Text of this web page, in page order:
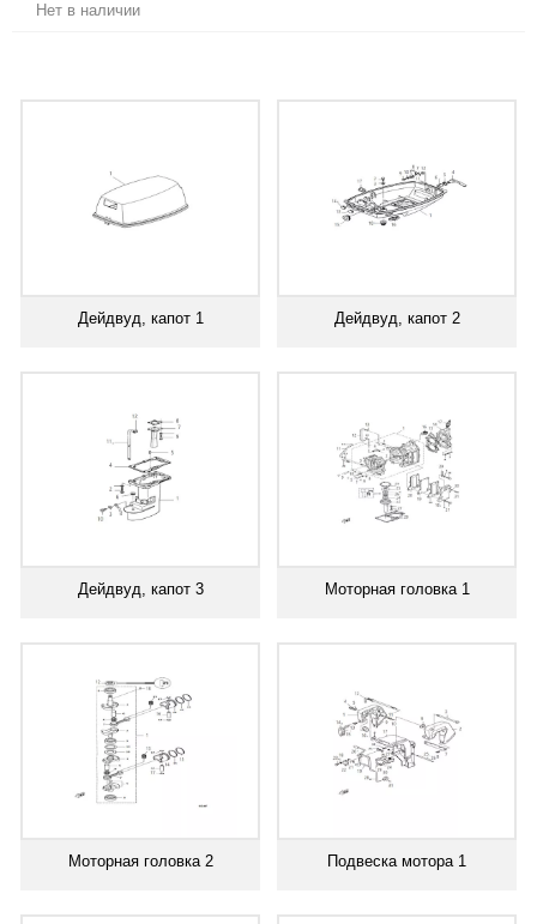
Нет в наличии
Дейдвуд, капот 1 Дейдвуд, капот 2
Дейдвуд, капот 3 Моторная головка 1
Моторная головка 2 Подвеска мотора 1